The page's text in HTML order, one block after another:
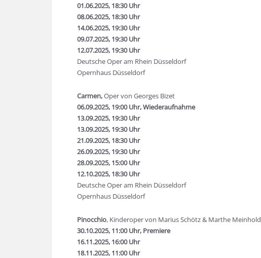
01.06.2025, 18:30 Uhr
08.06.2025, 18:30 Uhr
14.06.2025, 19:30 Uhr
09.07.2025, 19:30 Uhr
12.07.2025, 19:30 Uhr
Deutsche Oper am Rhein Düsseldorf
Opernhaus Düsseldorf
Carmen,Oper von Georges Bizet
06.09.2025, 19:00 Uhr, Wiederaufnahme
13.09.2025, 19:30 Uhr
13.09.2025, 19:30 Uhr
21.09.2025, 18:30 Uhr
26.09.2025, 19:30 Uhr
28.09.2025, 15:00 Uhr
12.10.2025, 18:30 Uhr
Deutsche Oper am Rhein Düsseldorf
Opernhaus Düsseldorf
Pinocchio, Kinderoper von Marius Schötz & Marthe Meinhold
30.10.2025, 11:00 Uhr, Premiere
16.11.2025, 16:00 Uhr
18.11.2025, 11:00 Uhr